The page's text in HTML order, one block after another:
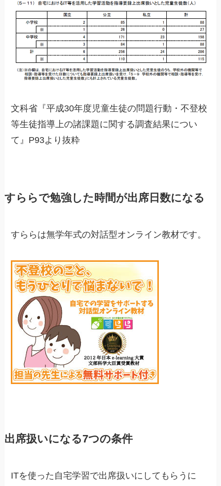
文科省『平成30年度児童生徒の問題行動・不登校
等生徒指導上の諸課題に関する調査結果につい
て』P93より抜粋
すららで勉強した時間が出席日数になる
すららは無学年式の対話型オンライン教材です。
出席扱いになる7つの条件
ITを使った自宅学習で出席扱いにしてもらうに